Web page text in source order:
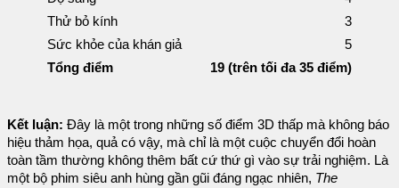
Thử bỏ kính
3
Sức khỏe của khán giả
5
Tổng điểm
19 (trên tối đa 35 điểm)
Kết luận: Đây là một trong những số điểm 3D thấp mà không báo
hiệu thảm họa, quả có vậy, mà chỉ là một cuộc chuyển đổi hoàn
toàn tầm thường không thêm bất cứ thứ gì vào sự trải nghiệm. Là
một bộ phim siêu anh hùng gần gũi đáng ngạc nhiên, The